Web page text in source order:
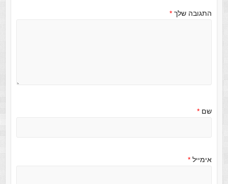
התגובה שלך *
שם *
אימייל *